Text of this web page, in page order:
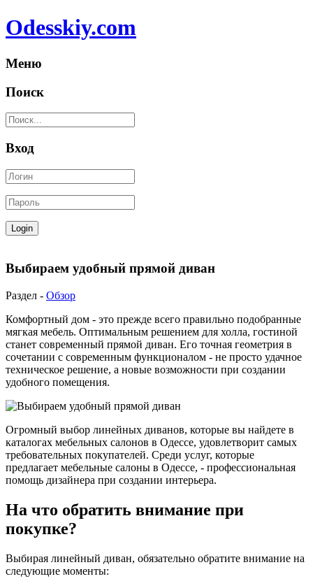
Odesskiy.com
Меню
Поиск
Вход
Выбираем удобный прямой диван
Раздел - Обзор
Комфортный дом - это прежде всего правильно подобранные
мягкая мебель. Оптимальным решением для холла, гостиной
станет современный прямой диван. Его точная геометрия в
сочетании с современным функционалом - не просто удачное
техническое решение, а новые возможности при создании
удобного помещения.
Огромный выбор линейных диванов, которые вы найдете в
каталогах мебельных салонов в Одессе, удовлетворит самых
требовательных покупателей. Среди услуг, которые
предлагает мебельные салоны в Одессе, - профессиональная
помощь дизайнера при создании интерьера.
На что обратить внимание при
покупке?
Выбирая линейный диван, обязательно обратите внимание на
следующие моменты: